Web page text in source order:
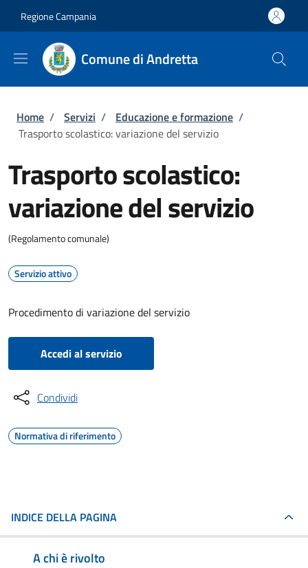
Regione Campania
Comune di Andretta
Briciole di pane
Home / Servizi / Educazione e formazione /
Trasporto scolastico: variazione del servizio
Trasporto scolastico:
variazione del servizio
(Regolamento comunale)
Servizio attivo
Procedimento di variazione del servizio
Accedi al servizio
Condividi
Normativa di riferimento
INDICE DELLA PAGINA
A chi è rivolto